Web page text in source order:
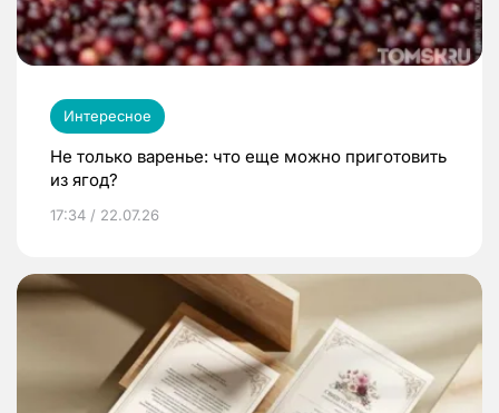
Интересное
Не только варенье: что еще можно приготовить
из ягод?
17:34 / 22.07.26